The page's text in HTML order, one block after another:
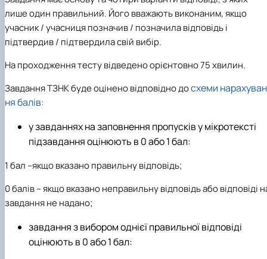
лише один правильний. Його вважають виконаним, якщо
учасник / учасниця позначив / позначила відповідь і
підтвердив / підтвердила свій вибір.
На проходження тесту відведено орієнтовно75 хвилин.
Завдання ТЗНК буде оцінено відповідно досхеми нарахуван
ня балів:
у завданнях на заповнення пропусків у мікротексті
підзавдання оцінюють в 0або1бал:
1 бал –якщо вказано правильну відповідь;
0балів – якщо вказано неправильну відповідь або відповіді
завдання не надано;
завдання з вибором однієї правильної відповіді
оцінюють в 0або1бал: